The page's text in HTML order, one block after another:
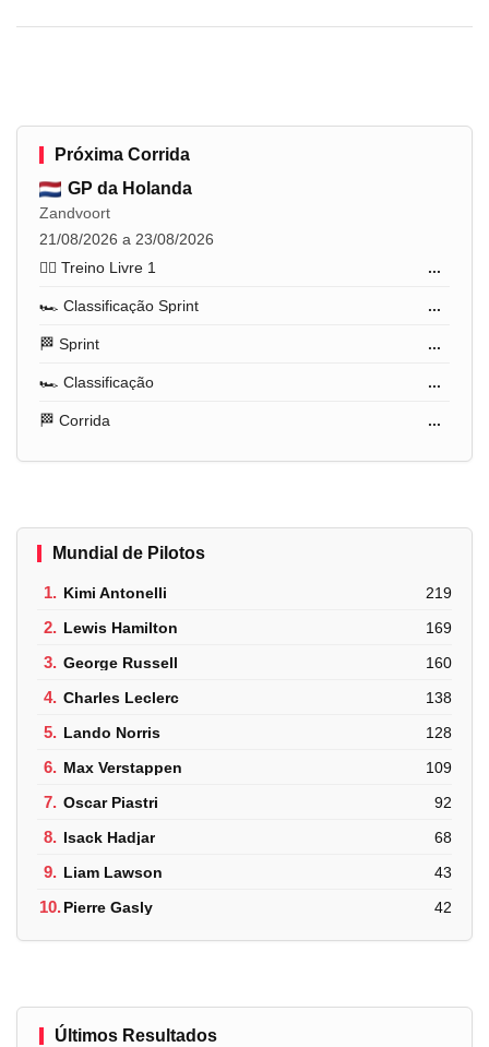
Próxima Corrida
GP da Holanda
Zandvoort
21/08/2026 a 23/08/2026
🏋️‍♂️ Treino Livre 1
...
🏎️ Classificação Sprint ...
🏁 Sprint ...
🏎️ Classificação ...
🏁 Corrida ...
Mundial de Pilotos
1. Kimi Antonelli 219
2. Lewis Hamilton 169
3. George Russell 160
4. Charles Leclerc 138
5. Lando Norris 128
6. Max Verstappen 109
7. Oscar Piastri 92
8. Isack Hadjar 68
9. Liam Lawson 43
10.Pierre Gasly 42
Últimos Resultados